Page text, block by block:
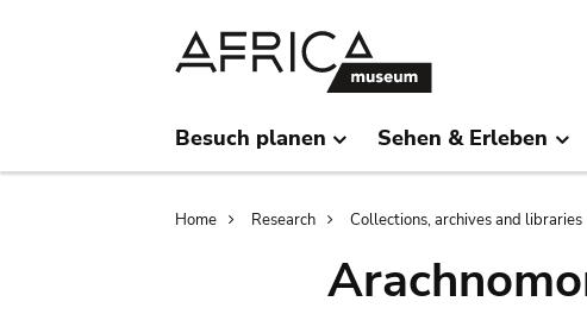
Besuch planen Sehen & Erleben
Breadcrumb
Home Research Collections, archives and libraries